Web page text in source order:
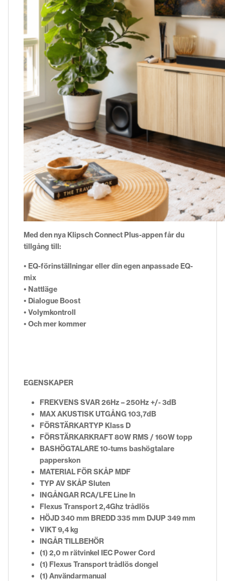
Med den nya Klipsch Connect Plus-appen får du
tillgång till:
• EQ-förinställningar eller din egen anpassade EQ-
mix
• Nattläge
• Dialogue Boost
• Volymkontroll
• Och mer kommer
EGENSKAPER
FREKVENS SVAR26Hz – 250Hz +/- 3dB
MAX AKUSTISK UTGÅNG103,7dB
FÖRSTÄRKARTYP Klass D
FÖRSTÄRKARKRAFT80W RMS / 160W topp
BASHÖGTALARE10-tums bashögtalare
papperskon
MATERIAL FÖR SKÅP MDF
TYP AV SKÅPSluten
INGÅNGAR RCA/LFE Line In
Flexus Transport 2,4Ghz trådlös
HÖJD340 mm BREDD335 mm DJUP349 mm
VIKT9,4 kg
INGÅR TILLBEHÖR
(1) 2,0 m rätvinkel IEC PowerCord
(1) Flexus Transport trådlös dongel
(1) Användarmanual